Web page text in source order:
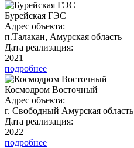
Бурейская ГЭС
Адрес объекта:
п.Талакан, Амурская область
Дата реализация:
2021
подробнее
Космодром Восточный
Адрес объекта:
г. Свободный Амурская область
Дата реализация:
2022
подробнее